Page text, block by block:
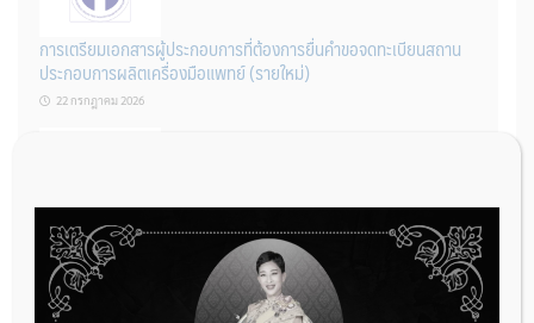
การเตรียมเอกสารผู้ประกอบการที่ต้องการยื่นคำขอจดทะเบียนสถาน
ประกอบการผลิตเครื่องมือแพทย์ (รายใหม่)
22 กรกฎาคม 2026
ผู้ประกอบการผลิต และ นักวิจัย ที่ต้องการขึ้นทะเบียนเครื่องมือแพทย์
ต้องทำอย่างไรบ้าง
22 กรกฎาคม 2026